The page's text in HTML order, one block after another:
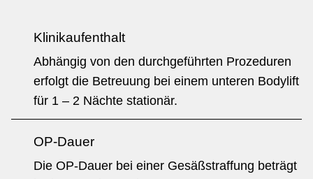
Klinikaufenthalt
Abhängig von den durchgeführten Prozeduren
erfolgt die Betreuung bei einem unteren Bodylift
für 1 – 2 Nächte stationär.
OP-Dauer
Die OP-Dauer bei einer Gesäßstraffung beträgt